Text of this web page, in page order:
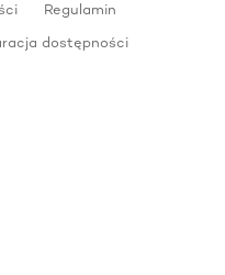
Regulamin
dostępności